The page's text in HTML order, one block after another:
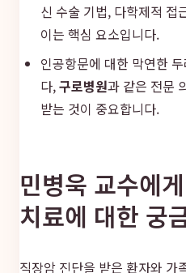
신 수술 기법, 다학제적 접
이는 핵심 요소입니다.
인공항문에 대한 막연한
다,구로병원과 같은 전문
받는 것이 중요합니다.
민병욱 교수에
치료에 대한 궁
직장암 진단을 받은 환자와 가